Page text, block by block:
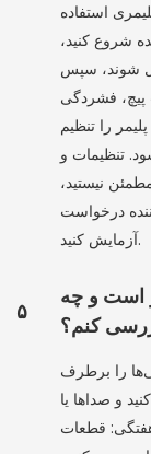
استفاده
شروع کنید،
شوند، سپس
فشردگی
را تنظیم
تنظیمات و
نیستید،
درخواست
آزمایش کنید.
۵
است و چه
کنم؟
را برطرف
و صداها یا
قطعات